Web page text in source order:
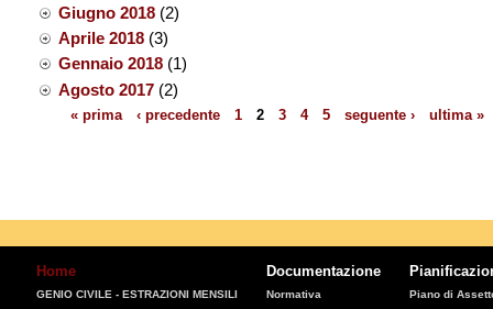
Giugno 2018(2)
Aprile 2018(3)
Gennaio 2018(1)
Agosto 2017(2)
« prima ‹ precedente 1 2 3 4 5 seguente › ultima »
Home
GENIO CIVILE - ESTRAZIONI MENSILI
Documentazione
Normativa
Piano di